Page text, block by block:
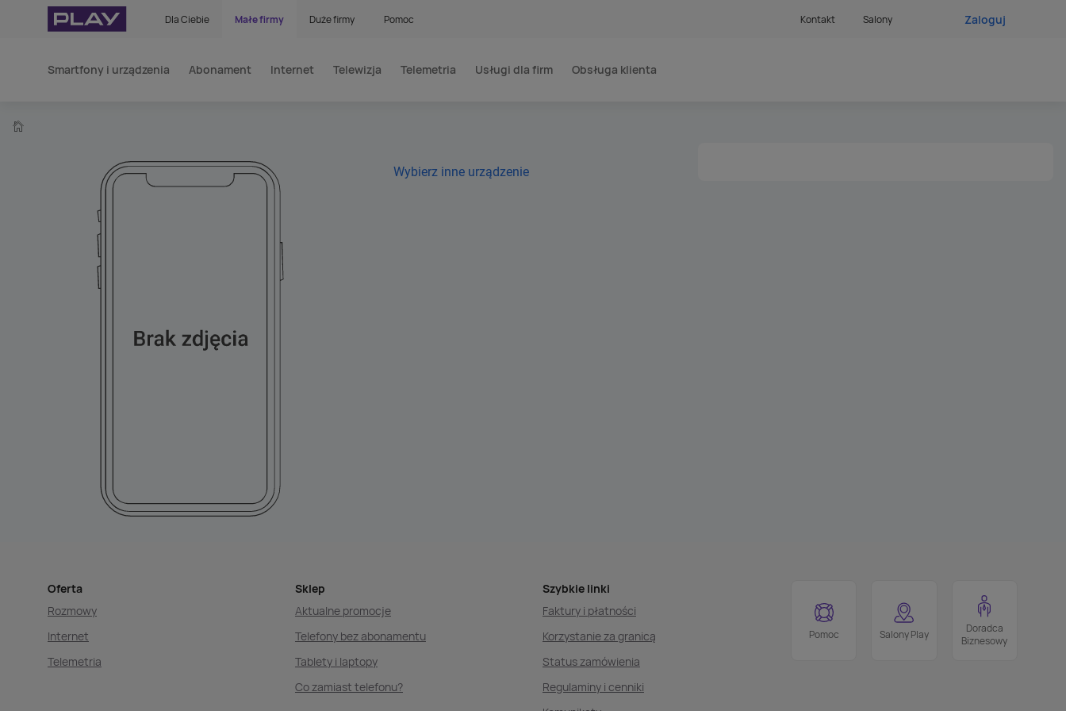
Dla Ciebie Małe firmy Duże firmy Pomoc Kontakt Salony Zaloguj
Smartfony i urządzenia Abonament Internet Telewizja Telemetria Usługi dla firm Obsługa klienta
Wybierz inne urządzenie
Oferta
Rozmowy
Internet
Telemetria
Sklep
Aktualne promocje
Telefony bez abonamentu
Tablety i laptopy
Co zamiast telefonu?
Szybkie linki
Faktury i płatności
Korzystanie za granicą
Status zamówienia
Regulaminy i cenniki
Pomoc Salony Play
Doradca
Biznesowy